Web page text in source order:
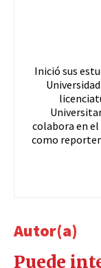
Inició sus
colabora en el
como
Autor(a)